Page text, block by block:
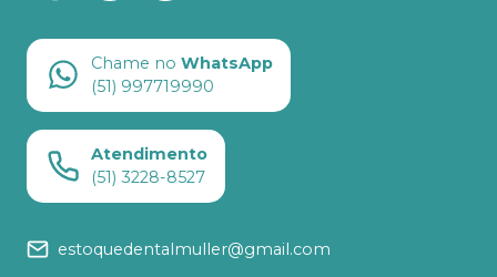
Chame no WhatsApp
(51) 997719990
Atendimento
(51) 3228-8527
estoquedentalmuller@gmail.com